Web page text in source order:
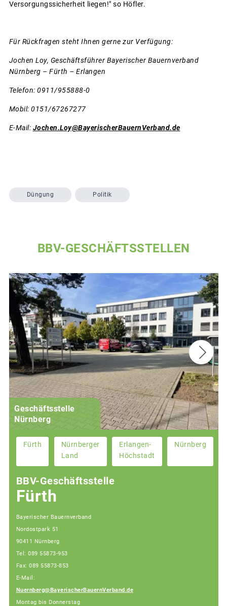
Versorgungssicherheit liegen!" so Höfler.
Für Rückfragen steht Ihnen gerne zur Verfügung:
Jochen Loy, Geschäftsführer Bayerischer Bauernverband
Nürnberg – Fürth – Erlangen
Telefon: 0911/955888-0
Mobil: 0151/67267277
E-Mail: Jochen.Loy@BayerischerBauernVerband.de
Düngung Politik
BBV-GESCHÄFTSSTELLEN
Geschäftsstelle
Nürnberg
Fürth
Nürnberger
Land
Erlangen-
Höchstadt
Nürnberg
BBV-Geschäftsstelle
Fürth
Bayerischer Bauernverband
Nordostpark 51
90411 Nürnberg
Tel: 089 55873-953
Fax: 089 55873-853
E-Mail:
Nuernberg@BayerischerBauernVerband.de
Montag bis Donnerstag